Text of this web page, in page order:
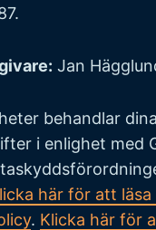
Jan
behandlar dina
i enlighet med
här för att läsa
. Klicka här för